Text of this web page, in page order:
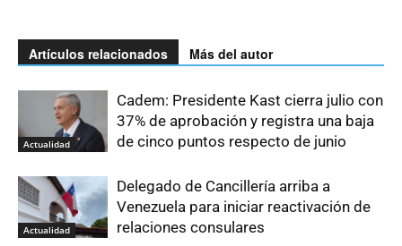
Artículos relacionados Más del autor
Actualidad
Cadem: Presidente Kast cierra julio con
37% de aprobación y registra una baja
de cinco puntos respecto de junio
Actualidad
Delegado de Cancillería arriba a
Venezuela para iniciar reactivación de
relaciones consulares